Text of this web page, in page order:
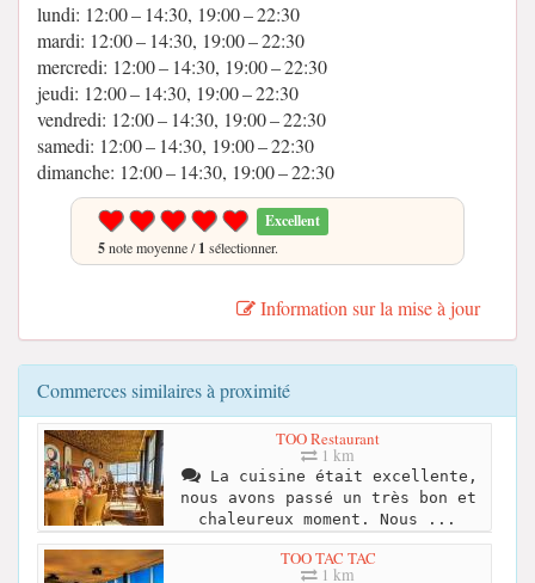
lundi: 12:00 – 14:30, 19:00 – 22:30
mardi: 12:00 – 14:30, 19:00 – 22:30
mercredi: 12:00 – 14:30, 19:00 – 22:30
jeudi: 12:00 – 14:30, 19:00 – 22:30
vendredi: 12:00 – 14:30, 19:00 – 22:30
samedi: 12:00 – 14:30, 19:00 – 22:30
dimanche: 12:00 – 14:30, 19:00 – 22:30
Excellent
5note moyenne /1 sélectionner.
Information sur la mise à jour
Commerces similaires à proximité
TOO Restaurant
1 km
La cuisine était excellente,
nous avons passé un très bon et
chaleureux moment. Nous ...
TOO TAC TAC
1 km